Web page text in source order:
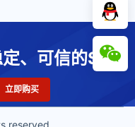
、可信的SSL
立即购买
reserved.